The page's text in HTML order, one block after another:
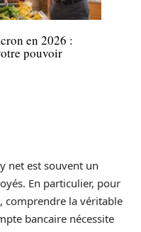
en 2026 :
pouvoir
net est souvent un
En particulier, pour
comprendre la véritable
bancaire nécessite